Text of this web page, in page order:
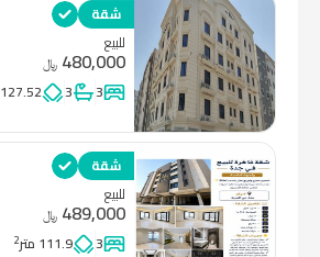
شقة
للبيع
480,000 ﷼
3
3 127.52 متر
شقة
للبيع
489,000 ﷼
3
111.9 متر 2